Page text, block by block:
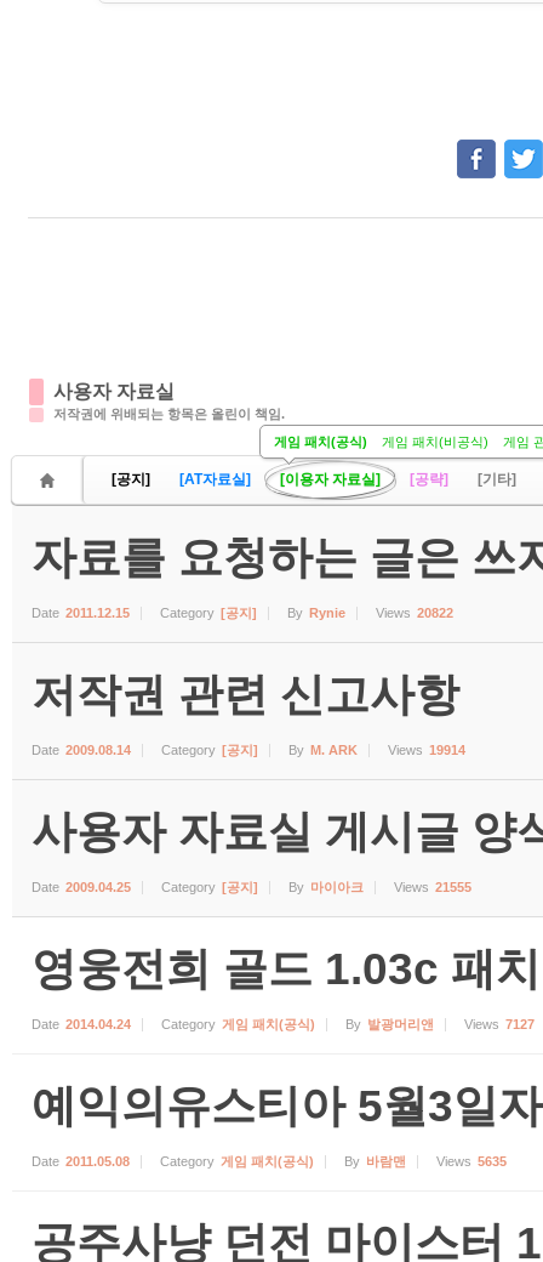
사용자 자료실
저작권에 위배되는 항목은 올린이 책임.
[공지] [AT자료실] [이용자 자료실]
게임 패치(공식) 게임 패치(비공식) 게임
[공략] [기타]
자료를 요청하는 글은 쓰
Date 2011.12.15 Category [공지] By Rynie Views 20822
저작권 관련 신고사항
Date 2009.08.14 Category [공지] By M. ARK Views 19914
사용자 자료실 게시글 양
Date 2009.04.25 Category [공지] By 마이아크 Views 21555
영웅전희 골드 1.03c 패치
Date 2014.04.24 Category 게임 패치(공식) By 발광머리앤 Views 7127
예익의유스티아 5월3일
Date 2011.05.08 Category 게임 패치(공식) By 바람맨 Views 5635
공주사냥 던전 마이스터